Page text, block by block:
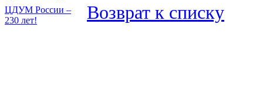
ЦДУМ России –
230 лет!
Возврат к списку